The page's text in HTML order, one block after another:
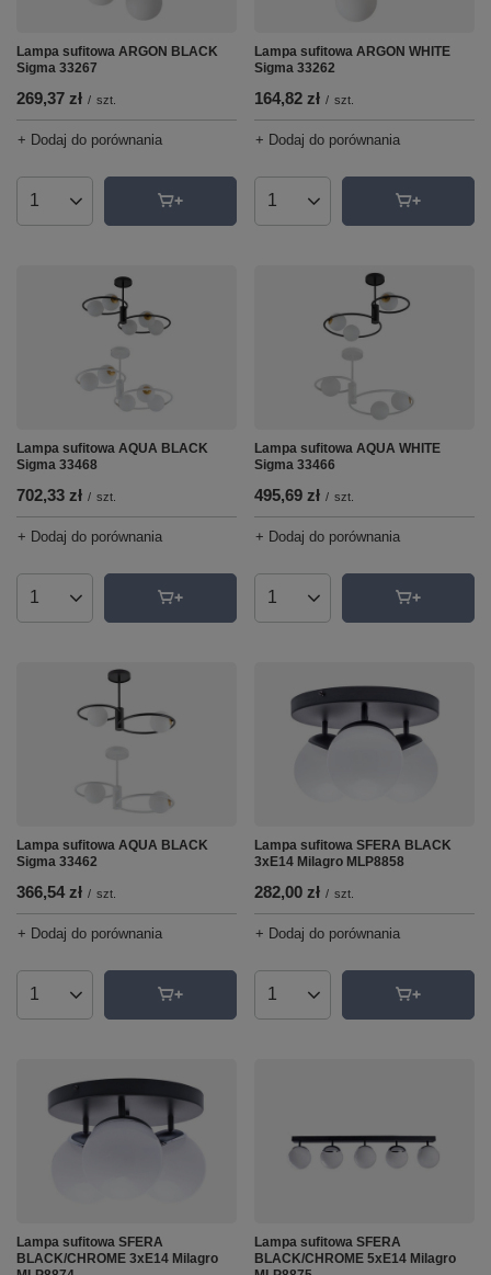
Lampa sufitowa ARGON BLACK
Sigma 33267
269,37 zł / szt.
+ Dodaj do porównania
Ilość produktów
Lampa sufitowa ARGON WHITE
Sigma 33262
164,82 zł / szt.
+ Dodaj do porównania
Ilość produktów
Lampa sufitowa AQUA BLACK
Sigma 33468
702,33 zł / szt.
+ Dodaj do porównania
Ilość produktów
Lampa sufitowa AQUA WHITE
Sigma 33466
495,69 zł / szt.
+ Dodaj do porównania
Ilość produktów
Lampa sufitowa AQUA BLACK
Sigma 33462
366,54 zł / szt.
+ Dodaj do porównania
Ilość produktów
Lampa sufitowa SFERA BLACK
3xE14 Milagro MLP8858
282,00 zł / szt.
+ Dodaj do porównania
Ilość produktów
Lampa sufitowa SFERA
BLACK/CHROME 3xE14 Milagro
Lampa sufitowa SFERA
BLACK/CHROME 5xE14 Milagro